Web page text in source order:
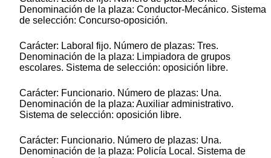
Denominación de la plaza: Conductor-Mecánico. Sistema
de selección: Concurso-oposición.
Carácter: Laboral fijo. Número de plazas: Tres.
Denominación de la plaza: Limpiadora de grupos
escolares. Sistema de selección: oposición libre.
Carácter: Funcionario. Número de plazas: Una.
Denominación de la plaza: Auxiliar administrativo.
Sistema de selección: oposición libre.
Carácter: Funcionario. Número de plazas: Una.
Denominación de la plaza: Policía Local. Sistema de